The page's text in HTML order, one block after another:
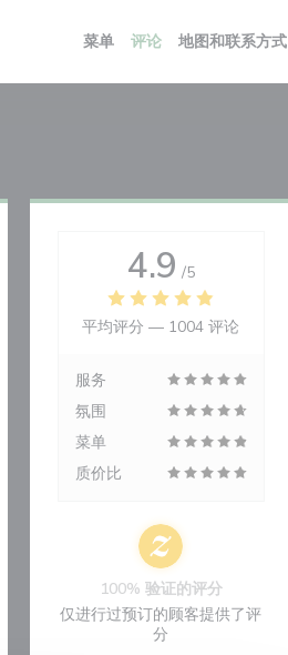
菜单 评论 地图和联系方式
4.9 /5
平均评分 — 1004 评论
服务
氛围
菜单
质价比
100% 验证的评分
仅进行过预订的顾客提供了评
分